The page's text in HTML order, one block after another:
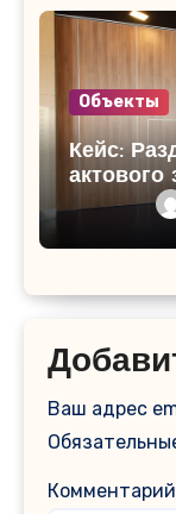
Объекты
Кейс:
Ваш адрес
Комментарий